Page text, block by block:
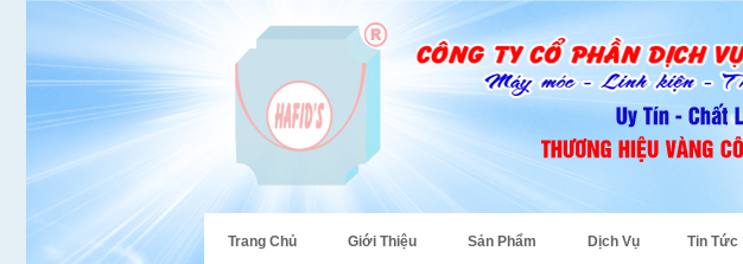
Trang Chủ Giới Thiệu Sản Phẩm Dịch Vụ Tin Tức